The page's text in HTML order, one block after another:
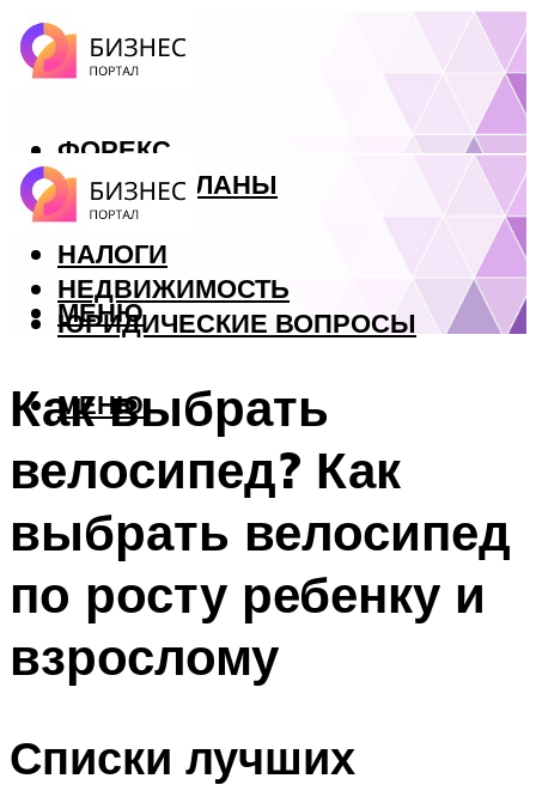
ФОРЕКС
БИЗНЕС ПЛАНЫ
КРЕДИТЫ
НАЛОГИ
НЕДВИЖИМОСТЬ
ЮРИДИЧЕСКИЕ ВОПРОСЫ
МЕНЮ
МЕНЮ
Как выбрать
велосипед? Как
выбрать велосипед
по росту ребенку и
взрослому
Списки лучших